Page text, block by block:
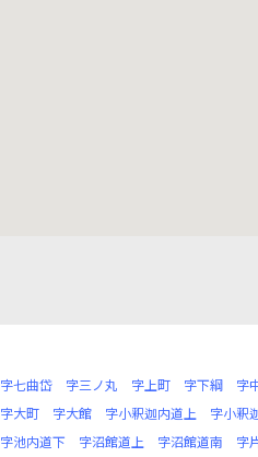
字七曲岱 字三ノ丸 字上町 字下綱 字
字大町 字大館 字小釈迦内道上 字小釈
字池内道下 字沼館道上 字沼館道南 字